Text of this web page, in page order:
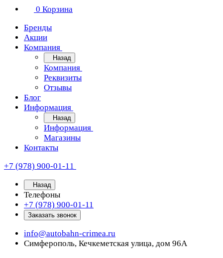
0 Корзина
Бренды
Акции
Компания
Назад
Компания
Реквизиты
Отзывы
Блог
Информация
Назад
Информация
Магазины
Контакты
+7 (978) 900-01-11
Назад
Телефоны
+7 (978) 900-01-11
Заказать звонок
info@autobahn-crimea.ru
Симферополь, Кечкеметская улица, дом 96А